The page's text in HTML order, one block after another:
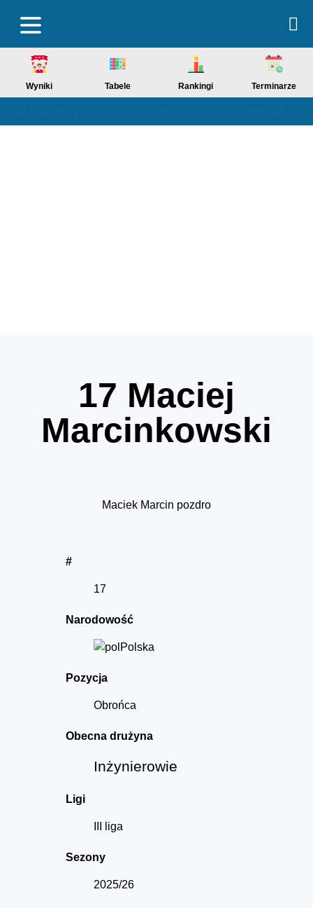
Wyniki Tabele Rankingi Terminarze
17 Maciej
Marcinkowski
Maciek Marcin pozdro
#
17
Narodowość
Polska
Pozycja
Obrońca
Obecna drużyna
Inżynierowie
Ligi
III liga
Sezony
2025/26